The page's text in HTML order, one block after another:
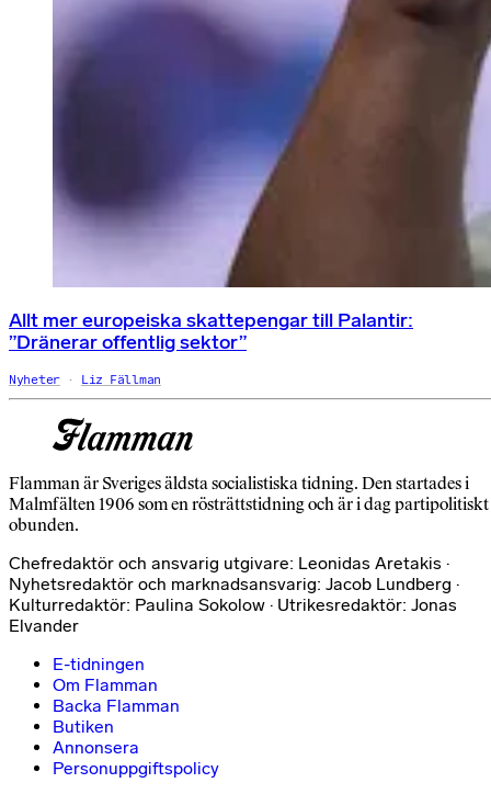
Allt mer europeiska skattepengar till Palantir:
”Dränerar offentlig sektor”
Nyheter Liz Fällman
Flamman är Sveriges äldsta socialistiska tidning. Den startades i
Malmfälten 1906 som en rösträttstidning och är i dag partipolitiskt
obunden.
Chefredaktör och ansvarig utgivare: Leonidas Aretakis ·
Nyhetsredaktör och marknadsansvarig: Jacob Lundberg ·
Kulturredaktör: Paulina Sokolow · Utrikesredaktör: Jonas
Elvander
E-tidningen
Om Flamman
Backa Flamman
Butiken
Annonsera
Personuppgiftspolicy